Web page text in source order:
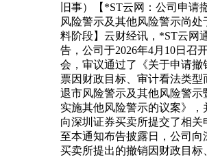
旧事）【*ST云网：公司申请
风险警示及其他风险警示尚处
料阶段】云财经讯，*ST云网
告，公司于2026年4月10日召
会，审议通过了《关于申请撤
票因财政目标、审计看法类型
退市风险警示及其他风险警示
实施其他风险警示的议案》，
向深圳证券买卖所提交了相关
至本通知布告披露日，公司向
买卖所提出的撤销因财政目标